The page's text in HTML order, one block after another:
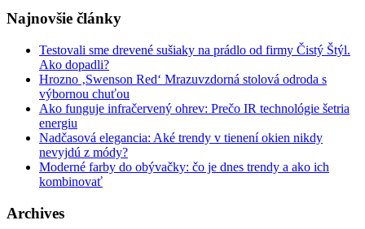
Najnovšie články
Testovali sme drevené sušiaky na prádlo od firmy Čistý Štýl.
Ako dopadli?
Hrozno ‚Swenson Red‘ Mrazuvzdorná stolová odroda s
výbornou chuťou
Ako funguje infračervený ohrev: Prečo IR technológie šetria
energiu
Nadčasová elegancia: Aké trendy v tienení okien nikdy
nevyjdú z módy?
Moderné farby do obývačky: čo je dnes trendy a ako ich
kombinovať
Archives